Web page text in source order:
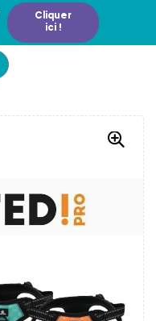
Cliquer
ici !